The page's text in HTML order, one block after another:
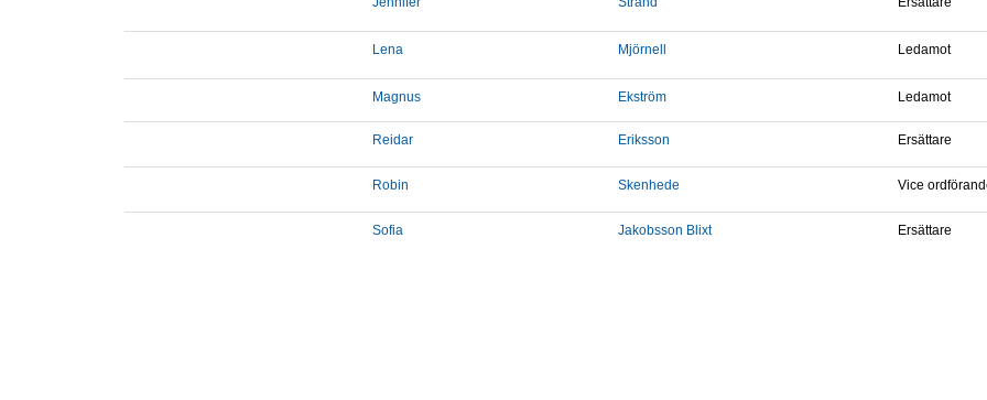
Lena Mjörnell Ledamot
Magnus Ekström Ledamot
Reidar Eriksson Ersättare
Robin Skenhede Vice
Sofia Jakobsson Blixt Ersättare